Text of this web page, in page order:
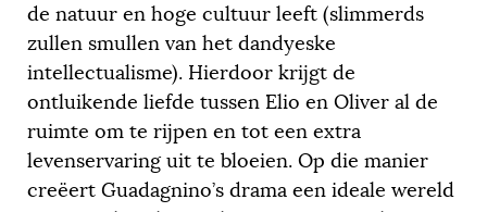
de natuur en hoge cultuur leeft (slimmerds
zullen smullen van het dandyeske
intellectualisme). Hierdoor krijgt de
ontluikende liefde tussen Elio en Oliver al de
ruimte om te rijpen en tot een extra
levenservaring uit te bloeien. Op die manier
creëert Guadagnino’s drama een ideale wereld